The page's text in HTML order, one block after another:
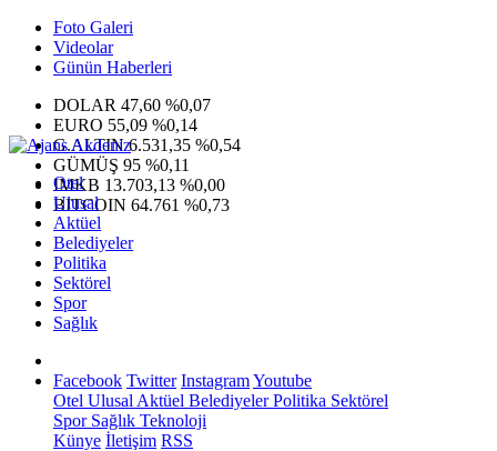
Foto Galeri
Videolar
Günün Haberleri
DOLAR 47,60 %0,07
EURO 55,09 %0,14
G.ALTIN6.531,35 %0,54
GÜMÜŞ 95 %0,11
IMKB 13.703,13 %0,00
BITCOIN 64.761 %0,73
Otel
Ulusal
Aktüel
Belediyeler
Politika
Sektörel
Spor
Sağlık
Facebook Twitter InstagramYoutube
Otel Ulusal Aktüel BelediyelerPolitika Sektörel
SporSağlık Teknoloji
Künye İletişim RSS